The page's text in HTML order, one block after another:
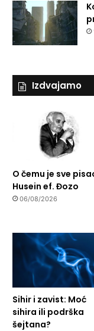
Izdvajamo
O čemu je sve
Husein ef. Đozo
06/08/2026
Sihir i zavist: Moć
sihira ili podrška
šejtana?